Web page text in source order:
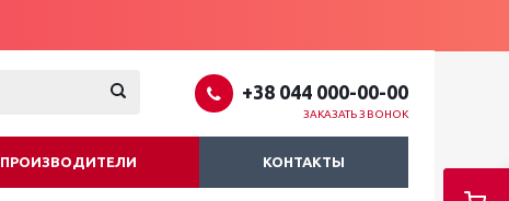
+38 044 000-00-00
ЗАКАЗАТЬ ЗВОНОК
ПРОИЗВОДИТЕЛИ КОНТАКТЫ